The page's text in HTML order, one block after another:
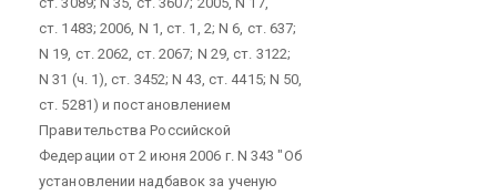
ст. 1483; 2006, N 1, ст. 1, 2; N 6, ст. 637;
N 19, ст. 2062, ст. 2067; N 29, ст. 3122;
N 31 (ч. 1), ст. 3452; N 43, ст. 4415; N 50,
ст. 5281) и постановлением
Правительства Российской
Федерации от 2 июня 2006 г. N 343 "Об
установлении надбавок за ученую